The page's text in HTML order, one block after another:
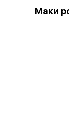
Маки